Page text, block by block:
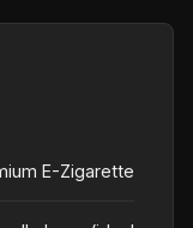
E-Zigarette